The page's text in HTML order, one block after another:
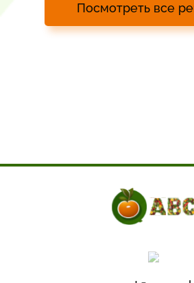
Посмотреть все